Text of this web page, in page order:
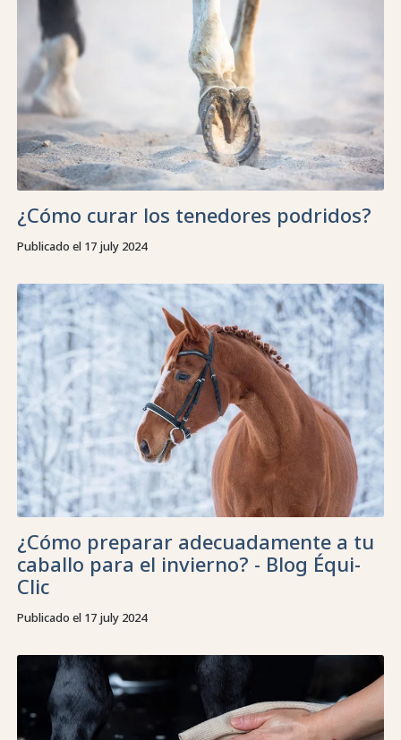
¿Cómo curar los tenedores podridos?
Publicado el 17 july 2024
¿Cómo preparar adecuadamente a tu
caballo para el invierno? - Blog Équi-
Clic
Publicado el 17 july 2024